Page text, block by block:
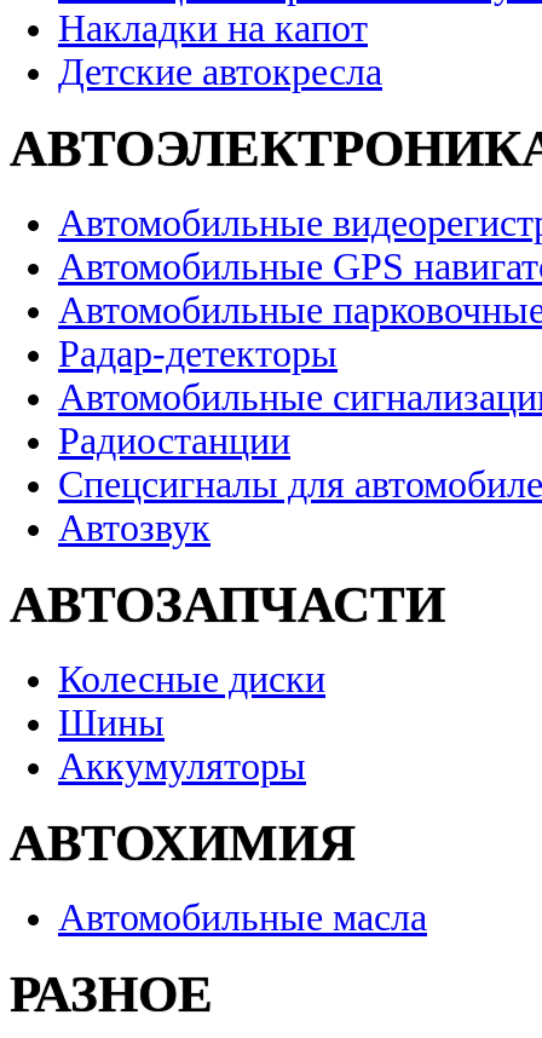
Накладки на капот
Детские автокресла
Автомобильные
Автомобильные GPS
Автомобильные
Радар-детекторы
Автомобильные
Радиостанции
Спецсигналы для
Автозвук
АВТОЗАПЧАСТИ
Колесные диски
Шины
Аккумуляторы
АВТОХИМИЯ
Автомобильные масла
РАЗНОЕ